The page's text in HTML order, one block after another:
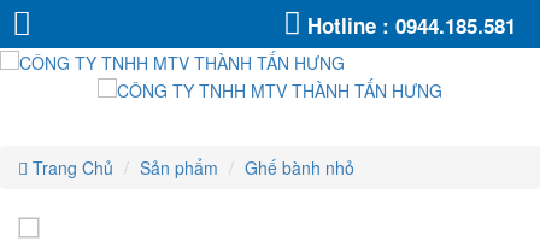
Ghế
bành
Ghế
bành
Ghế
bành
nhỏ
Ghế
bành
nhỏ
Ghế
nhỏ
Ghế
nhỏ Hotline : 0944.185.581
Trang Chủ Sản phẩm Ghế bành nhỏ